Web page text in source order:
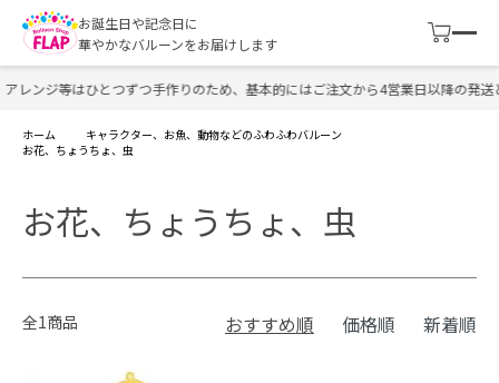
お誕生日や記念日に
華やかなバルーンをお届けします
レンジ等はひとつずつ手作りのため、基本的にはご注文から4営業日以降の発送
ホーム
キャラクター、お魚、動物などのふわふわバルーン
お花、ちょうちょ、虫
お花、ちょうちょ、虫
全1商品 おすすめ順 価格順 新着順